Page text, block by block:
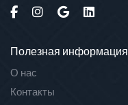
Полезная информация
О нас
Контакты